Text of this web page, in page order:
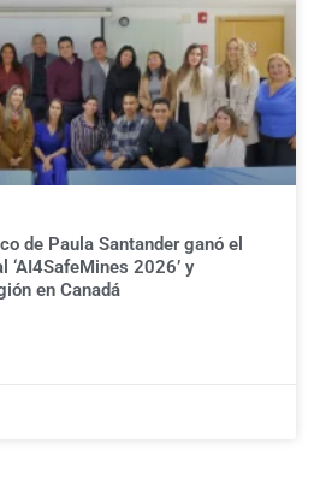
de Paula Santander ganó el
2026’ y
en Canadá